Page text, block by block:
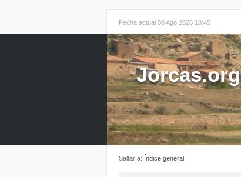
Fecha actual 08 Ago 2026 18:45
Jorcas.org
Saltar a: Índice general